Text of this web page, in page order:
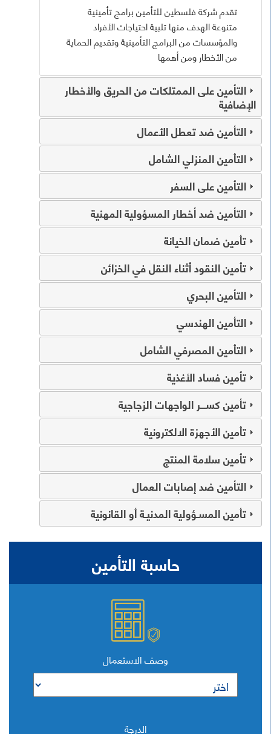
تقدم شركة فلسطين للتأمين برامج تأمينية
متنوعة الهدف منها تلبية احتياجات الأفراد
والمؤسسات من البرامج التأمينية وتقديم الحماية
من الأخطار ومن أهمها
التأمين على الممتلكات من الحريق والأخطار
الإضافية
التأمين ضد تعطل الأعمال
التأمين المنزلي الشامل
التأمين على السفر
التأمين ضد أخطار المسؤولية المهنية
تأمين ضمان الخيانة
تأمين النقود أثناء النقل في الخزائن
التأمين البحري
التأمين الهندسي
التأمين المصرفي الشامل
تأمين فساد الأغذية
تأمين كســـر الواجهات الزجاجية
تأمين الأجهزة الالكترونية
تأمين سلامة المنتج
التأمين ضد إصابات العمال
تأمين المسـؤولية المدنيـة أو القانونية
حاسبة التأمين
وصف الاستعمال
الدرجة